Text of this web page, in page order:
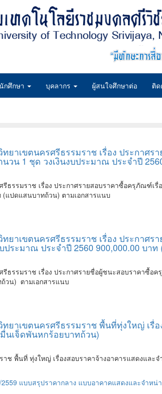
กศึกษา บุคลากร ผู้สนใจศึกษาต่อ ติด
ยาเขตนครศรีธรรมราช เรื่อง ประกา
1 ชุด วงเงินงบประมาณ ประจำปี
รีธรรมราช เรื่อง ประกาศรายสอบราคาซื้อครุภัณ
(แปดแสนบาทถ้วน) ตามเอกสารแนบ
ยาเขตนครศรีธรรมราช เรื่อง ประก
ระมาณ ประจำปี 2560 900,000.00 บาท
รีธรรมราช เรื่อง ประกาศรายชื่อผู้ชนะสอบราคา
ถ้วน) ตามเอกสารแนบ
ยาเขตนครศรีธรรมราช พื้นที่ทุ่งใหญ่ เ
นเจ็ดพันหกร้อยบาทถ้วน)
ช พื้นที่ ทุ่งใหญ่ เรื่องสอบราคาจ้างอาคารแสดงแ
แบบสรุปราคากลาง แบบอาคาคแสดงและจำห